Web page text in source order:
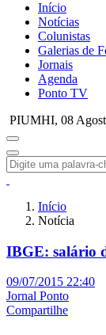
Início
Notícias
Colunistas
Galerias de
Jornais
Agenda
Ponto TV
PIUMHI, 08
Início
Notícia
IBGE: salário
09/07/2015 22:40
Jornal Ponto
Compartilhe